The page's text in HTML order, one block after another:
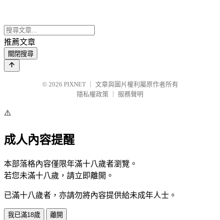
推薦文章
關閉搜尋
© 2026 PIXNET
文章與圖片權利屬原作者所有
隱私權政策
服務聲明
⚠️
成人內容提醒
本部落格內容僅限年滿十八歲者瀏覽。
若您未滿十八歲，請立即離開。
已滿十八歲者，亦請勿將內容提供給未成年人士。
我已滿18歲 離開